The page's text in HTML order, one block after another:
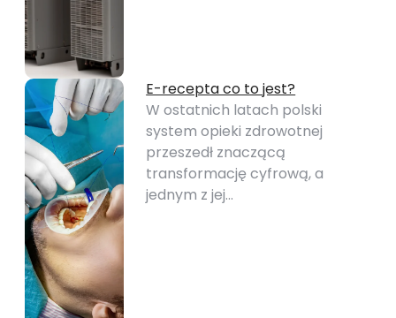
E-recepta co to jest?
W ostatnich latach polski
system opieki zdrowotnej
przeszedł znaczącą
transformację cyfrową, a
jednym z jej…